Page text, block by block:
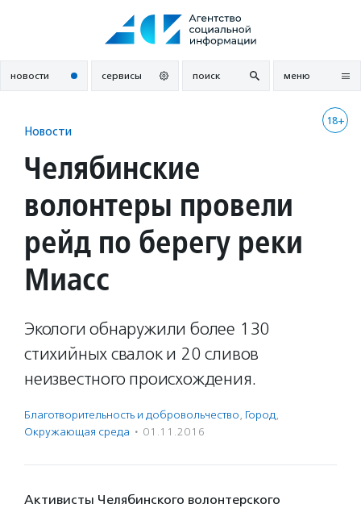
новости сервисы поиск меню
18+
Новости
Челябинские
волонтеры провели
рейд по берегу реки
Миасс
Экологи обнаружили более 130
стихийных свалок и 20 сливов
неизвестного происхождения.
Благотвори­тель­ность и доброволь­чест­во, Город,
Окружающая среда · 01.11.2016
Активисты Челябинского волонтерского